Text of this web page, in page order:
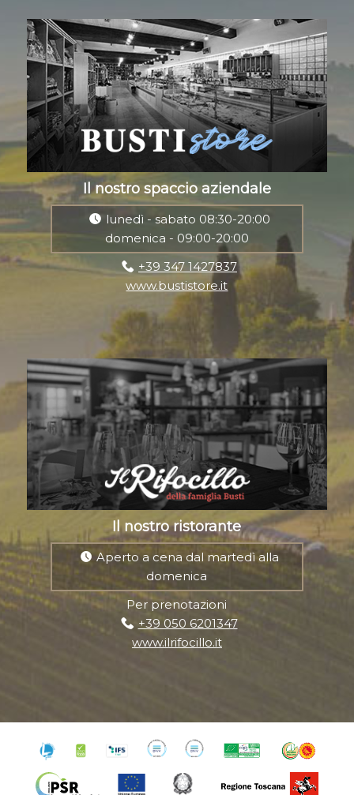
Il nostro spaccio aziendale
lunedì - sabato 08:30-20:00
domenica - 09:00-20:00
+39 347 1427837
www.bustistore.it
Il nostro ristorante
Aperto a cena dal martedì alla
domenica
Per prenotazioni
+39 050 6201347
www.ilrifocillo.it